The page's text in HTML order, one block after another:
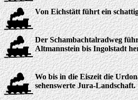
Von Eichstätt führt ein
Der Schambachtalradweg
Altmannstein bis Ingolstadt
Wo bis in die Eiszeit die
sehenswerte Jura-Landschaft.